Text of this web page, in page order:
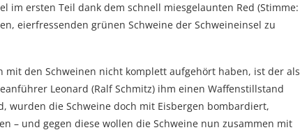
im ersten Teil dank dem schnell miesgelaunten Red (Stimme:
eierfressenden grünen Schweine der Schweineinsel zu
den Schweinen nicht komplett aufgehört haben, ist der als
Leonard (Ralf Schmitz) ihm einen Waffenstillstand
wurden die Schweine doch mit Eisbergen bombardiert,
– und gegen diese wollen die Schweine nun zusammen mit